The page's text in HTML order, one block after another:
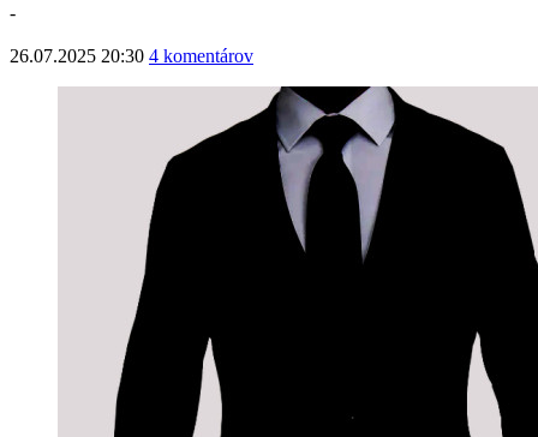
-
26.07.2025 20:30 4 komentárov